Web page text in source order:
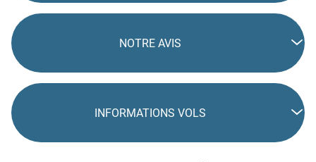
NOTRE AVIS
INFORMATIONS VOLS